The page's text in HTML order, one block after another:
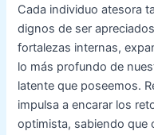
Cada individuo atesora
dignos de ser
fortalezas internas,
lo más profundo de
latente que poseemos.
impulsa a encarar los
optimista, sabiendo que